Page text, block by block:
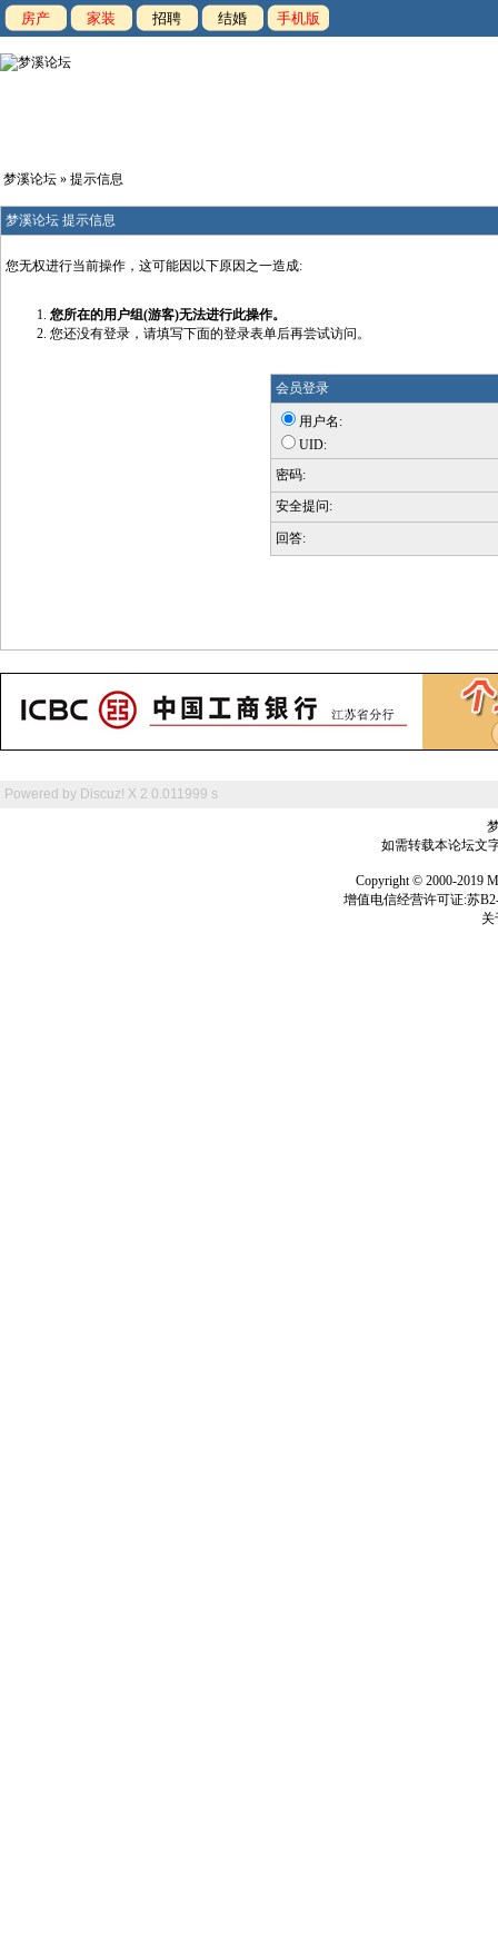
房产 家装 招聘 结婚 手机版
梦溪论坛 » 提示信息
梦溪论坛 提示信息
您无权进行当前操作，这可能因以下原因之一造成:
您所在的用户组(游客)无法进行此操作。
您还没有登录，请填写下面的登录表单后再尝试访问。
会员登录
用户名:
UID:
密码:
安全提问:
回答:
Powered by Discuz! X 2 0.011999 s
如需转载本论坛文
Copyright © 2000-2019
增值电信经营许可证:苏
关